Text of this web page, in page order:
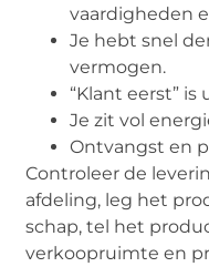
vaardigheden
Je hebt snel
vermogen.
“Klant eerst”
Je zit vol
Ontvangst en
Controleer de
afdeling, leg het
schap, tel het
verkoopruimte en